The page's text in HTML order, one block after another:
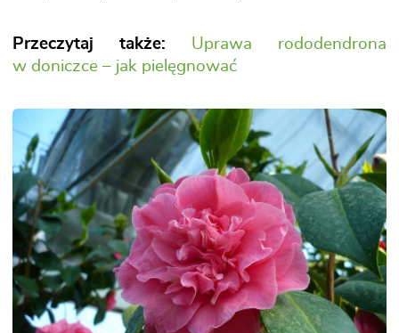
Przeczytaj także:
Uprawa rododendrona
w doniczce – jak pielęgnować